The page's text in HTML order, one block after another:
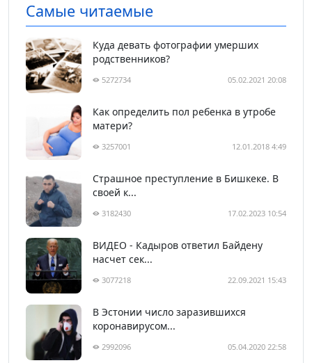
Самые читаемые
Куда девать фотографии умерших
родственников?
5272734 05.02.2021 20:08
Как определить пол ребенка в утробе
матери?
3257001 12.01.2018 4:49
Страшное преступление в Бишкеке. В
своей к...
3182430 17.02.2023 10:54
ВИДЕО - Кадыров ответил Байдену
насчет сек...
3077218 22.09.2021 15:43
В Эстонии число заразившихся
коронавирусом...
2992096 05.04.2020 22:58